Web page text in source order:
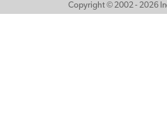
Copyright © 2002 - 2026